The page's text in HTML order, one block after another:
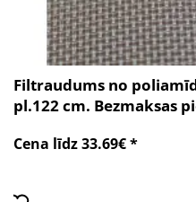
Filtraudums no
pl.122 cm. Bezmaksas
Cena līdz 33.69€ *